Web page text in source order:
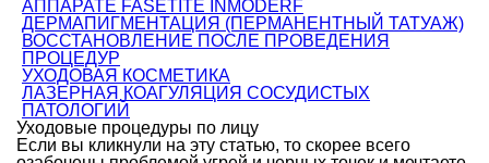
АППАРАТЕ FASETITE INMODERF
ДЕРМАПИГМЕНТАЦИЯ (ПЕРМАНЕНТНЫЙ ТАТУАЖ)
ВОССТАНОВЛЕНИЕ ПОСЛЕ ПРОВЕДЕНИЯ
ПРОЦЕДУР
УХОДОВАЯ КОСМЕТИКА
ЛАЗЕРНАЯ КОАГУЛЯЦИЯ СОСУДИСТЫХ
ПАТОЛОГИЙ
Уходовые процедуры по лицу
Если вы кликнули на эту статью, то скорее всего